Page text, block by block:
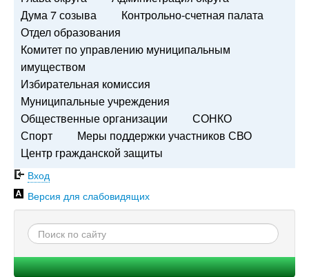
Дума 7 созыва
Контрольно-счетная палата
Отдел образования
Комитет по управлению муниципальным
имуществом
Избирательная комиссия
Муниципальные учреждения
Общественные организации
СОНКО
Спорт
Меры поддержки участников СВО
Центр гражданской защиты
Вход
Версия для слабовидящих